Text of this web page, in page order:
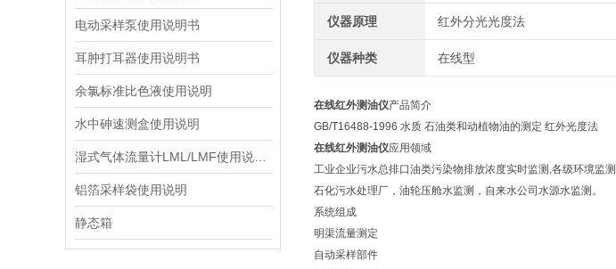
电动采样泵使用说明书
耳肿打耳器使用说明书
余氯标准比色液使用说明
水中砷速测盒使用说明
铝箔采样袋使用说明
静态箱
仪器原理 红外分光光度法
仪器种类 在线型
在线红外测油仪产品简介
GB/T16488-1996 水质 石油类和动植物油的测定 红外光度法
在线红外测油仪应用领域
工业企业污水总排口油类污染物排放浓度实时监测,各级环境监
石化污水处理厂，油轮压舱水监测，自来水公司水源水监测。
系统组成
明渠流量测定
自动采样部件